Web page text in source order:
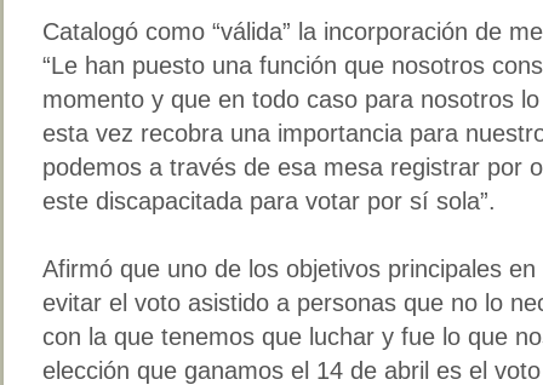
Catalogó como “válida” la incorporación de
“Le han puesto una función que nosotros
momento y que en todo caso para nosotros
esta vez recobra una importancia para
podemos a través de esa mesa registrar por
este discapacitada para votar por sí sola”.
Afirmó que uno de los objetivos principales
evitar el voto asistido a personas que no lo
con la que tenemos que luchar y fue lo que
elección que ganamos el 14 de abril es el